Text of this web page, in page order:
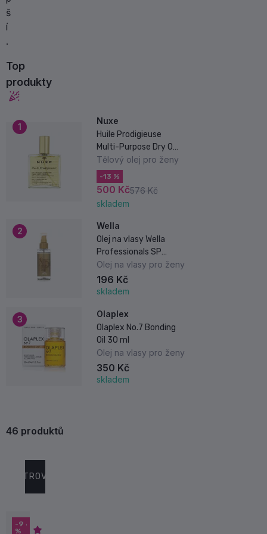
š
í
.
Top
produkty
1
Nuxe
Huile Prodigieuse
Multi-Purpose Dry Oil
100 ml
Tělový olej pro ženy
-13 %
500 Kč576 Kč
skladem
2
Wella
Olej na vlasy Wella
Professionals SP
Luxeoil
Reconstructive Elixir
100 ml
Olej na vlasy pro ženy
196 Kč
skladem
3
Olaplex
Olaplex No.7 Bonding
Oil 30 ml
Olej na vlasy pro ženy
350 Kč
skladem
46 produktů
FILTROVAT
-13
%
-9
%
-16
%
-6
%
-9
%